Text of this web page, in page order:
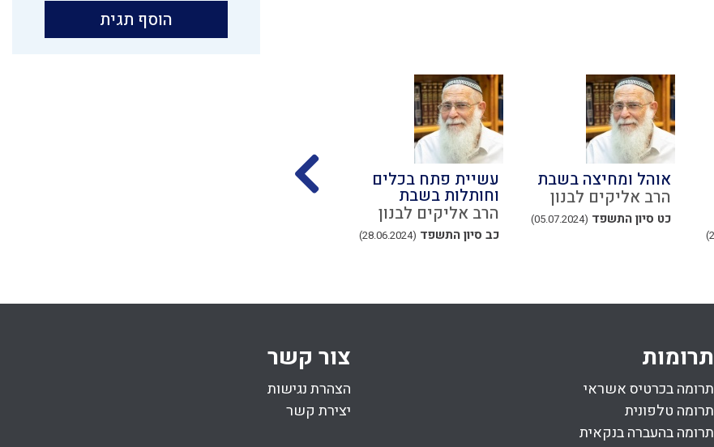
אוהל ומחיצה בשבת
הרב אליקים לבנון
כט סיון התשפד (05.07.2024)
עשיית פתח בכלים
וחותלות בשבת
הרב אליקים לבנון
כב סיון התשפד (28.06.2024)
דיני מקח טעות
הרב מרדכי וולנוב
הוסף תגית
תרומות
תרומה בכרטיס אשראי
תרומה טלפונית
תרומה בהעברה בנקאית
צור קשר
הצהרת נגישות
יצירת קשר